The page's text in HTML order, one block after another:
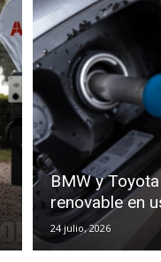
BMW y
renovable en
24 julio, 2026